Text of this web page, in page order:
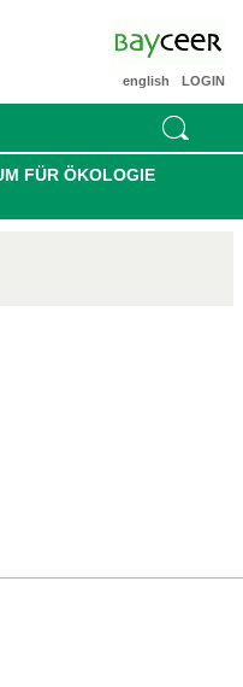
LOGIN
english
FÜR ÖKOLOGIE